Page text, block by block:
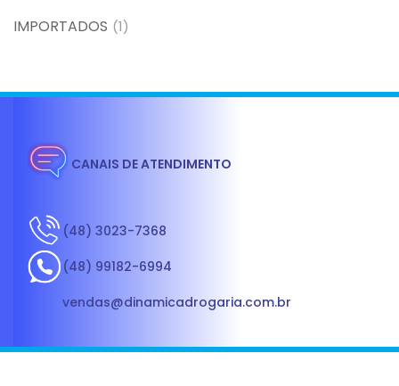
IMPORTADOS (1)
CANAIS DE ATENDIMENTO
(48) 3023-7368
(48) 99182-6994
vendas@dinamicadrogaria.com.br